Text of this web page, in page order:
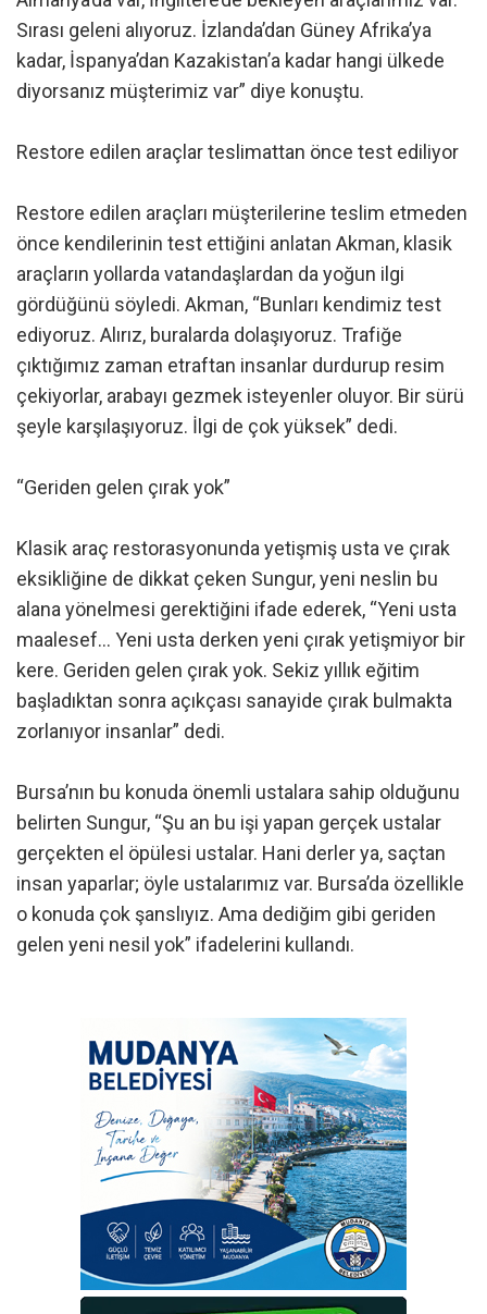
Sırası geleni alıyoruz. İzlanda’dan Güney Afrika’ya
kadar, İspanya’dan Kazakistan’a kadar hangi ülkede
diyorsanız müşterimiz var” diye konuştu.
Restore edilen araçlar teslimattan önce test ediliyor
Restore edilen araçları müşterilerine teslim etmeden
önce kendilerinin test ettiğini anlatan Akman, klasik
araçların yollarda vatandaşlardan da yoğun ilgi
gördüğünü söyledi. Akman, “Bunları kendimiz test
ediyoruz. Alırız, buralarda dolaşıyoruz. Trafiğe
çıktığımız zaman etraftan insanlar durdurup resim
çekiyorlar, arabayı gezmek isteyenler oluyor. Bir sürü
şeyle karşılaşıyoruz. İlgi de çok yüksek” dedi.
“Geriden gelen çırak yok”
Klasik araç restorasyonunda yetişmiş usta ve çırak
eksikliğine de dikkat çeken Sungur, yeni neslin bu
alana yönelmesi gerektiğini ifade ederek, “Yeni usta
maalesef… Yeni usta derken yeni çırak yetişmiyor bir
kere. Geriden gelen çırak yok. Sekiz yıllık eğitim
başladıktan sonra açıkçası sanayide çırak bulmakta
zorlanıyor insanlar” dedi.
Bursa’nın bu konuda önemli ustalara sahip olduğunu
belirten Sungur, “Şu an bu işi yapan gerçek ustalar
gerçekten el öpülesi ustalar. Hani derler ya, saçtan
insan yaparlar; öyle ustalarımız var. Bursa’da özellikle
o konuda çok şanslıyız. Ama dediğim gibi geriden
gelen yeni nesil yok” ifadelerini kullandı.